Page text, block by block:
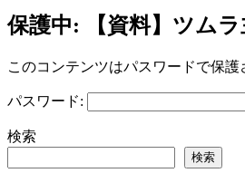
保護中: 【資料】ツム
このコンテンツはパスワードで保
パスワード:
検索
検索